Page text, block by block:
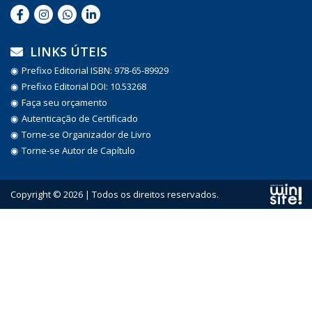
LINKS ÚTEIS
Prefixo Editorial ISBN: 978-65-89929
Prefixo Editorial DOI: 10.53268
Faça seu orçamento
Autenticação de Certificado
Torne-se Organizador de Livro
Torne-se Autor de Capítulo
Copyright © 2026 | Todos os direitos reservados.